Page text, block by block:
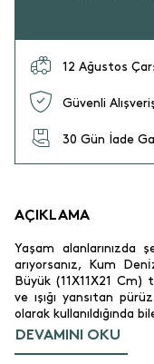
12 Ağustos
Güvenli
30 Gün İade
AÇIKLAMA
Yaşam alanlarınızda
arıyorsanız, Kum
Büyük (11X11X21
ve ışığı yansıtan
olarak kullanıldığında
hava katar.
DEVAMINI OKU